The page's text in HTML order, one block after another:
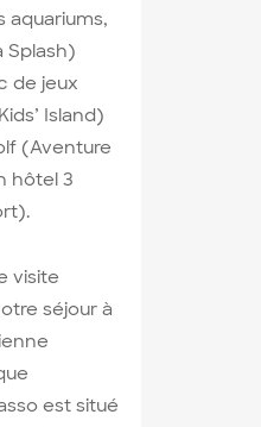
aquariums,
Splash)
de jeux
Island)
(Aventure
hôtel 3
visite
séjour à
est situé